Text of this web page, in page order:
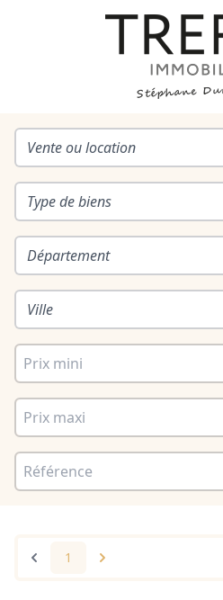
Vente ou location
Type de biens
Département
Ville
1